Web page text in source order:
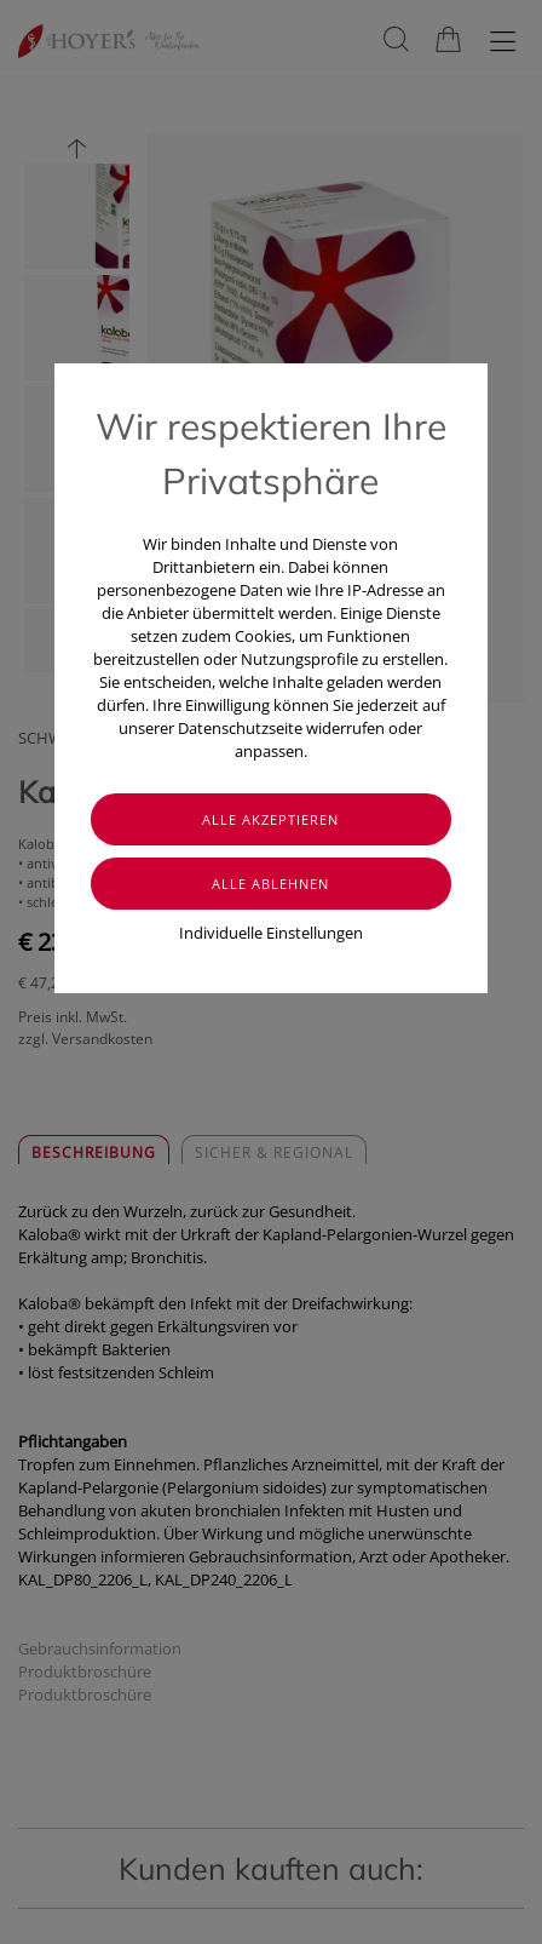
SCHWABE AUSTRIA GMBH
Kaloba® Tropfen (50 ml)
Kaloba®, deine Urkraft gegen Erkältung & Bronchitis wirkt:
• antiviral
• antibakteriell
• schleimlösend
€ 23,60
€ 47,20
Preis inkl. MwSt.
zzgl. Versandkosten
BESCHREIBUNG SICHER & REGIONAL
Zurück zu den Wurzeln, zurück zur Gesundheit.
Kaloba® wirkt mit der Urkraft der Kapland-Pelargonien-Wurzel gegen
Erkältung amp; Bronchitis.
Kaloba® bekämpft den Infekt mit der Dreifachwirkung:
• geht direkt gegen Erkältungsviren vor
• bekämpft Bakterien
• löst festsitzenden Schleim
Pflichtangaben
Tropfen zum Einnehmen. Pflanzliches Arzneimittel, mit der Kraft der
Kapland-Pelargonie (Pelargonium sidoides) zur symptomatischen
Behandlung von akuten bronchialen Infekten mit Husten und
Schleimproduktion. Über Wirkung und mögliche unerwünschte
Wirkungen informieren Gebrauchsinformation, Arzt oder Apotheker.
KAL_DP80_2206_L, KAL_DP240_2206_L
Gebrauchsinformation
Produktbroschüre
Produktbroschüre
Kunden kauften auch:
Wir respektieren Ihre
Privatsphäre
Wir binden Inhalte und Dienste von
Drittanbietern ein. Dabei können
personenbezogene Daten wie Ihre IP-Adresse an
die Anbieter übermittelt werden. Einige Dienste
setzen zudem Cookies, um Funktionen
bereitzustellen oder Nutzungsprofile zu erstellen.
Sie entscheiden, welche Inhalte geladen werden
dürfen. Ihre Einwilligung können Sie jederzeit auf
unserer Datenschutzseite widerrufen oder
anpassen.
Individuelle Einstellungen